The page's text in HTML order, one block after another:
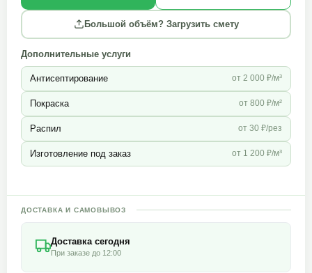
Большой объём? Загрузить смету
Дополнительные услуги
Антисептирование от 2 000 ₽/м³
Покраска от 800 ₽/м²
Распил от 30 ₽/рез
Изготовление под заказ от 1 200 ₽/м³
ДОСТАВКА И САМОВЫВОЗ
Доставка сегодня
При заказе до 12:00